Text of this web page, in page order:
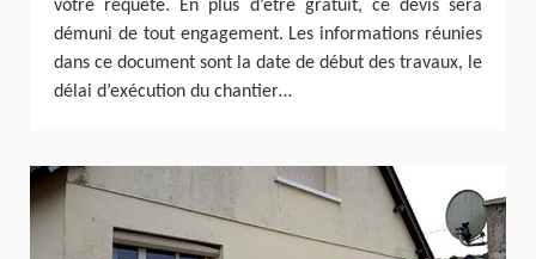
votre requête. En plus d’être gratuit, ce devis sera
démuni de tout engagement. Les informations réunies
dans ce document sont la date de début des travaux, le
délai d’exécution du chantier…